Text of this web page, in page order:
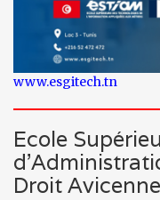
www.esgitech.tn
Ecole
Droit